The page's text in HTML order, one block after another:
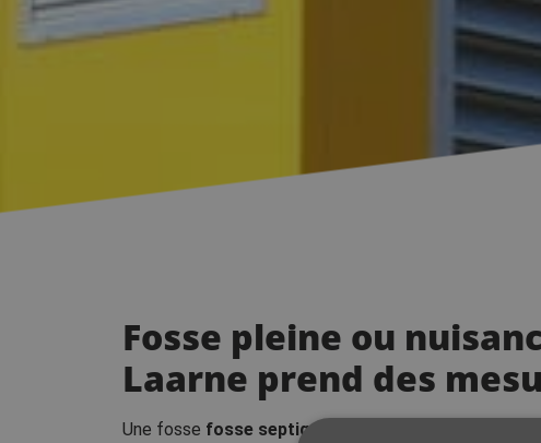
Fosse pleine ou
Laarne prend des
Une fosse fosse septique